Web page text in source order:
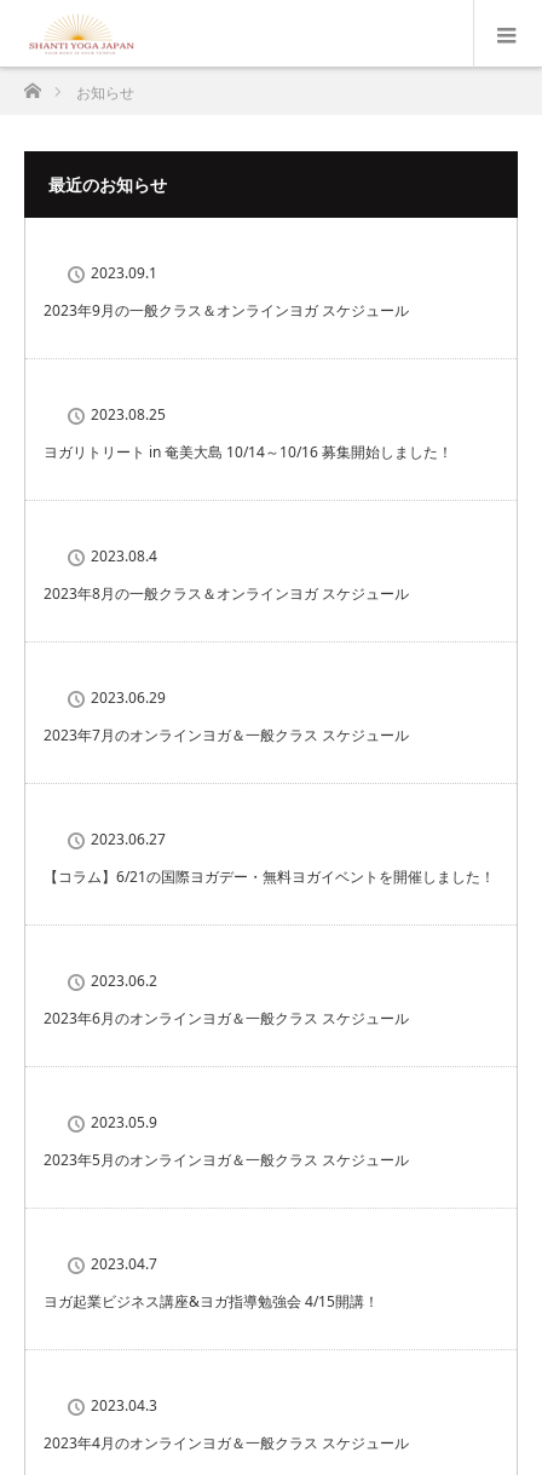
ホームお知らせ
最近のお知らせ
2023.09.1
2023年9月の一般クラス＆オンラインヨガ スケジュール
2023.08.25
ヨガリトリート in 奄美大島 10/14～10/16 募集開始しました！
2023.08.4
2023年8月の一般クラス＆オンラインヨガ スケジュール
2023.06.29
2023年7月のオンラインヨガ＆一般クラス スケジュール
2023.06.27
【コラム】6/21の国際ヨガデー・無料ヨガイベントを開催しました！
2023.06.2
2023年6月のオンラインヨガ＆一般クラス スケジュール
2023.05.9
2023年5月のオンラインヨガ＆一般クラス スケジュール
2023.04.7
ヨガ起業ビジネス講座&ヨガ指導勉強会 4/15開講！
2023.04.3
2023年4月のオンラインヨガ＆一般クラス スケジュール